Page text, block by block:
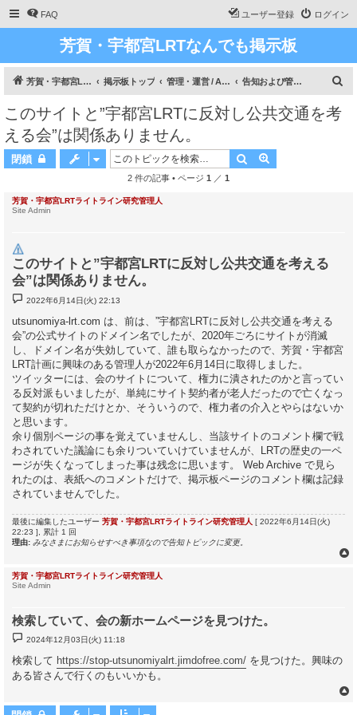
FAQ ログイン
ユーザー登録
芳賀・宇都宮LRTなんでも掲示板
芳賀・宇都宮LRT、ライトライン研究 掲示板トップ 管理・運営 / Administration 告知および管理・運営 / Announcement & Administration
このサイトと”宇都宮LRTに反対し公共交通を考
える会”は関係ありません。
閉鎖 検索
2 件の記事 • ページ 1 ／ 1
芳賀・宇都宮LRTライトライン研究管理人
Site Admin
このサイトと”宇都宮LRTに反対し公共交通を考える
会”は関係ありません。
投
稿
事
2022年6月14日(火) 22:13
utsunomiya-lrt.com は、前は、”宇都宮LRTに反対し公共交通を考える
会”の公式サイトのドメイン名でしたが、2020年ごろにサイトが消滅
し、ドメイン名が失効していて、誰も取らなかったので、芳賀・宇都宮
LRT計画に興味のある管理人が2022年6月14日に取得しました。
ツイッターには、会のサイトについて、権力に潰されたのかと言ってい
る反対派もいましたが、単純にサイト契約者が老人だったので亡くなっ
て契約が切れただけとか、そういうので、権力者の介入とやらはないか
と思います。
余り個別ページの事を覚えていませんし、当該サイトのコメント欄で戦
わされていた議論にも余りついていけていませんが、LRTの歴史の一ペ
ージが失くなってしまった事は残念に思います。 Web Archive で見ら
れたのは、表紙へのコメントだけで、掲示板ページのコメント欄は記録
されていませんでした。
最後に編集したユーザー 芳賀・宇都宮LRTライトライン研究管理人 [ 2022年6月14日(火)
22:23 ], 累計 1 回
理由: みなさまにお知らせすべき事項なので告知トピックに変更。
芳賀・宇都宮LRTライトライン研究管理人
Site Admin
検索していて、会の新ホームページを見つけた。
投
稿
記
事
2024年12月03日(火) 11:18
検索して https://stop-utsunomiyalrt.jimdofree.com/ を見つけた。興味の
ある皆さんで行くのもいいかも。